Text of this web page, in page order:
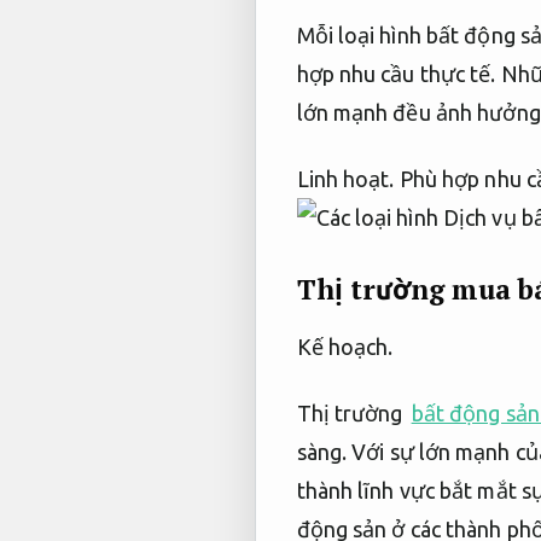
Mỗi loại hình bất động
hợp nhu cầu thực tế.
lớn mạnh đều ảnh
Linh hoạt. Phù hợp nhu
Thị trường mua
Kế hoạch.
Thị trường bất động
sàng. Với sự lớn mạnh
thành lĩnh vực bắt mắt
động sản ở các thành